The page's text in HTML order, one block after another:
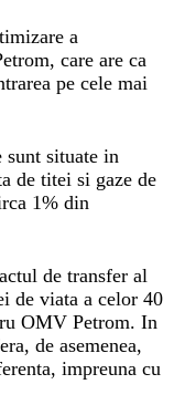
a
care are ca
pe cele mai
sunt situate in
de titei si gaze de
1% din
de transfer al
de viata a celor 40
OMV Petrom. In
de asemenea,
impreuna cu